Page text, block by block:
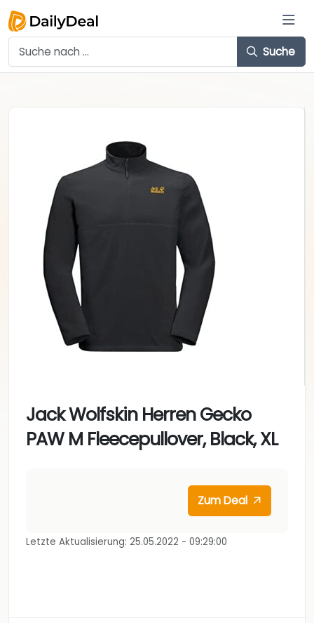
Suche
Jack Wolfskin Herren Gecko
PAW M Fleecepullover, Black, XL
Zum Deal
Letzte Aktualisierung: 25.05.2022 - 09:29:00